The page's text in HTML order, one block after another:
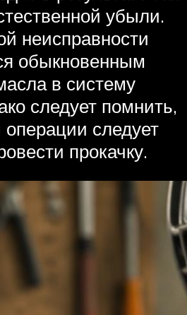
убыли.
неисправности
обыкновенным
в систему
следует помнить,
операции следует
прокачку.